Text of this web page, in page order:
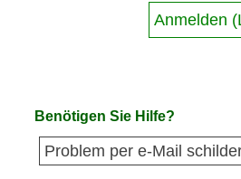
Benötigen Sie Hilfe?
Problem per e-Mail